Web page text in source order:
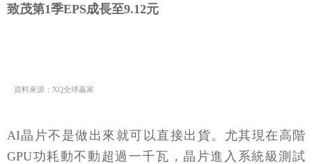
致茂第1季EPS成長至9.12元
資料來源：XQ全球贏家
AI晶片不是做出來就可以直接出貨。尤其現在高階
GPU功耗動不動超過一千瓦，晶片進入系統級測試